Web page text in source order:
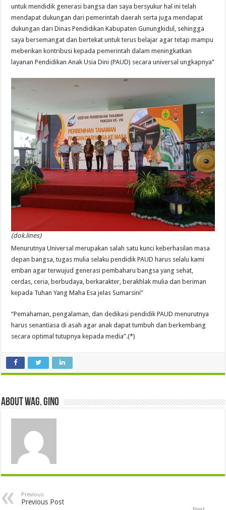
untuk mendidik generasi bangsa dan saya bersyukur hal ini telah
mendapat dukungan dari pemerintah daerah serta juga mendapat
dukungan dari Dinas Pendidikan Kabupaten Gunungkidul, sehingga
saya bersemangat dan bertekat untuk terus belajar agar tetap mampu
meberikan kontribusi kepada pemerintah dalam meningkatkan
layanan Pendidikan Anak Usia Dini (PAUD) secara universal ungkapnya”
(dok.lines)
Menurutnya Universal merupakan salah satu kunci keberhasilan masa
depan bangsa, tugas mulia selaku pendidik PAUD harus selalu kami
emban agar terwujud generasi pembaharu bangsa yang sehat,
cerdas, ceria, berbudaya, berkarakter, berakhlak mulia dan beriman
kepada Tuhan Yang Maha Esa jelas Sumarsini”
“Pemahaman, pengalaman, dan dedikasi pendidik PAUD menurutnya
harus senantiasa di asah agar anak dapat tumbuh dan berkembang
secara optimal tutupnya kepada media”.(*)
About wag. gino
Previous
Previous Post